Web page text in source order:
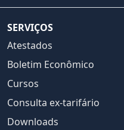
SERVIÇOS
Atestados
Boletim Econômico
Cursos
Consulta ex-tarifário
Downloads